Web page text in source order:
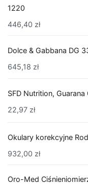
1220
446,40 zł
Dolce & Gabbana DG
645,18 zł
SFD Nutrition,
22,97 zł
Okulary korekcyjne
932,00 zł
Oro-Med